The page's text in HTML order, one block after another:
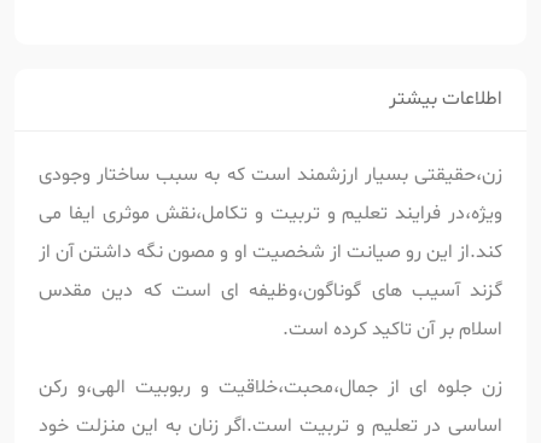
اطلاعات بیشتر
زن،حقیقتی بسیار ارزشمند است که به سبب ساختار وجودی
ویژه،در فرایند تعلیم و تربیت و تکامل،نقش موثری ایفا می
کند.از این رو صیانت از شخصیت او و مصون نگه داشتن آن از
گزند آسیب های گوناگون،وظیفه ای است که دین مقدس
اسلام بر آن تاکید کرده است.
زن جلوه ای از جمال،محبت،خلاقیت و ربوبیت الهی،و رکن
اساسی در تعلیم و تربیت است.اگر زنان به این منزلت خود